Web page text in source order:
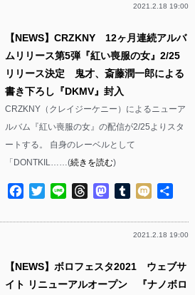
2021.2.18 19:00
【NEWS】CRZKNY 12ヶ月連続アルバ
ムリリース第5弾『紅い喪服の女』2/25
リリース決定 鬼才、斎藤潤一郎による
書き下ろし『DKMV』封入
CRZKNY（クレイジーケニー）によるニューア
ルバム『紅い喪服の女』の配信が2/25よりスタ
ートする。 自身のレーベルとして
「DONTKIL……(続きを読む)
Facebook
TwitterLine ThreadsMastodon
Tumblr
Mixi
2021.2.18 19:00
【NEWS】ボロフェスタ2021 ウェブサ
イト リニューアルオープン 『ナノボロ